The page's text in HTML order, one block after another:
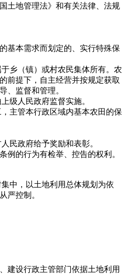
土地管理法》和有关法律、法规
基本需求而划定的、实行特殊保
乡（镇）或村农民集体所有。农
前提下，自主经营并按规定获取
、监督和管理。
级人民政府监督实施。
主管本行政区域内基本农田的保
民政府给予奖励和表彰。
例的行为有检举、控告的权利。
中，以土地利用总体规划为依
严控制。
建设行政主管部门依据土地利用